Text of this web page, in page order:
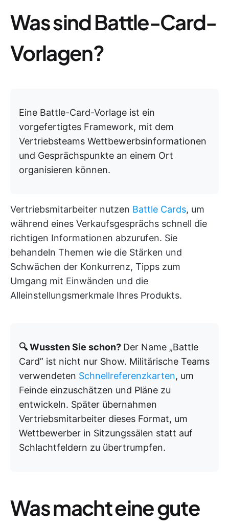
Was sind Battle-Card-
Vorlagen?
Eine Battle-Card-Vorlage ist ein
vorgefertigtes Framework, mit dem
Vertriebsteams Wettbewerbsinformationen
und Gesprächspunkte an einem Ort
organisieren können.
Vertriebsmitarbeiter nutzen Battle Cards, um
während eines Verkaufsgesprächs schnell die
richtigen Informationen abzurufen. Sie
behandeln Themen wie die Stärken und
Schwächen der Konkurrenz, Tipps zum
Umgang mit Einwänden und die
Alleinstellungsmerkmale Ihres Produkts.
🔍 Wussten Sie schon? Der Name „Battle
Card” ist nicht nur Show. Militärische Teams
verwendeten Schnellreferenzkarten, um
Feinde einzuschätzen und Pläne zu
entwickeln. Später übernahmen
Vertriebsmitarbeiter dieses Format, um
Wettbewerber in Sitzungssälen statt auf
Schlachtfeldern zu übertrumpfen.
Was macht eine gute